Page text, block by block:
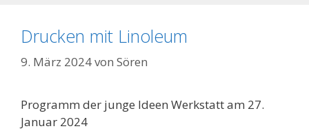
Drucken mit Linoleum
9. März 2024von Sören
Programm der junge Ideen Werkstatt am 27.
Januar 2024